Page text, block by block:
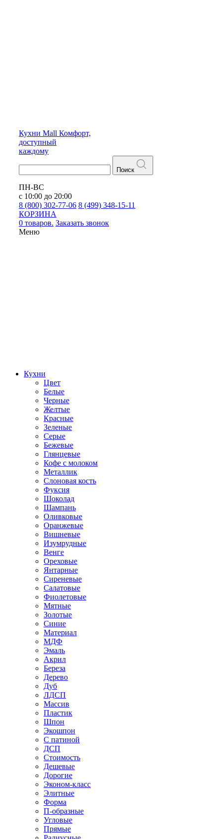
Кухни Mall Комфорт,
доступный
каждому
Поиск
ПН-ВС
с 10:00 до 20:00
8 (800) 302-77-06 8 (499) 348-15-11
КОРЗИНА
0 товаров. Заказать звонок
Меню
Кухни
Цвет
Белые
Черные
Желтые
Красные
Зеленые
Серые
Бежевые
Глянцевые
Кофе с молоком
Металлик
Слоновая кость
Фуксия
Шоколад
Шампань
Оливковые
Оранжевые
Вишневые
Изумрудные
Венге
Ореховые
Янтарные
Сиреневые
Салатовые
Фиолетовые
Мятные
Золотые
Синие
Материал
МДФ
Эмаль
Акрил
Береза
Дерево
Дуб
ЛДСП
Массив
Пластик
Шпон
Экошпон
С патиной
ДСП
Стоимость
Дешевые
Дорогие
Эконом-класс
Элитные
Форма
П-образные
Угловые
Прямые